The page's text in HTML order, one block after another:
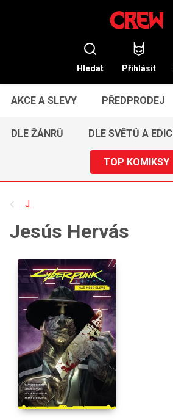
Hledat Přihlásit
AKCE A SLEVY PŘEDPRODEJ
DLE ŽÁNRŮ DLE SVĚTŮ A EDIC
TOP KOMIKSY
J
Jesús Hervás